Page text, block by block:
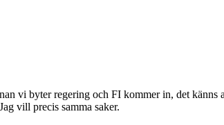
vi byter regering och FI kommer in, det känns
vill precis samma saker.